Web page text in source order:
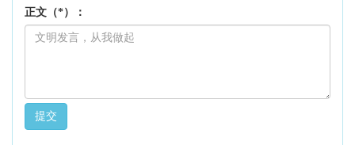
正文（*）：
提交